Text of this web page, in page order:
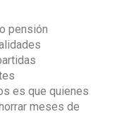
pensión
es que quienes
meses de